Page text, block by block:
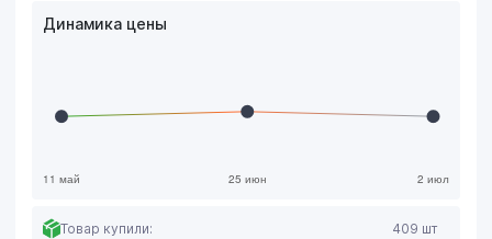
Динамика цены
Товар купили: 409 шт